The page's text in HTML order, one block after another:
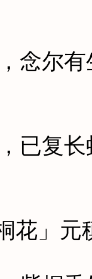
尔有
复长
」元